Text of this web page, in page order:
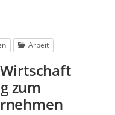
Arbeit
zum